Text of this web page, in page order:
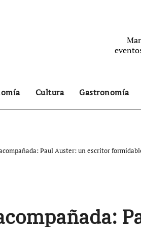
Cultura Gastronomía
Paul Auster: un escritor